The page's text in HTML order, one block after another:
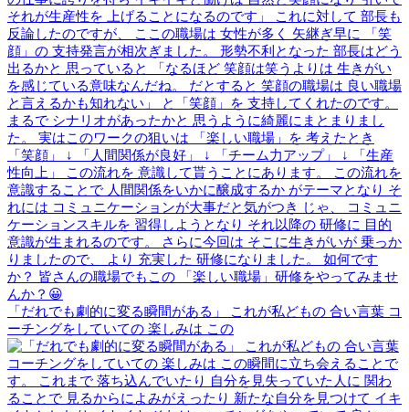
「だれでも劇的に変る瞬間がある」 これが私どもの 合い言葉 コ
ーチングをしていての 楽しみは この